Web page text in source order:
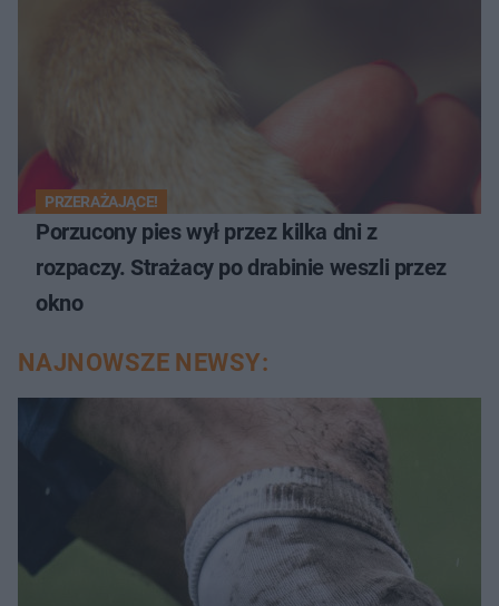
PRZERAŻAJĄCE!
Porzucony pies wył przez kilka dni z
rozpaczy. Strażacy po drabinie weszli przez
okno
NAJNOWSZE NEWSY: